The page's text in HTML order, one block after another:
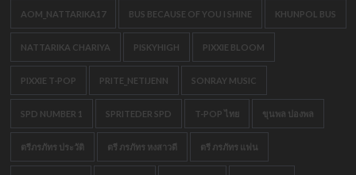
AOM_NATTARIKA17 BUS BECAUSE OF YOU I SHINE KHUNPOL BUS
NATTARIKA CHARIYA PISKYHIGH PIXXIE BLOOM
PIXXIE T-POP PRITE_NETIJENN SONRAY MUSIC
SPD NUMBER 1 SPRITEDER SPD T-POP ไทย ขุนพล ปองพล
ตรีภรภัทร ประวัติ ตรี ภรภัทร หงสาวดี ตรี ภรภัทร แฟน